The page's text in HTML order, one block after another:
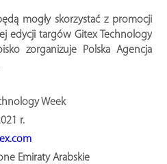
mogły skorzystać z promocji
edycji targów Gitex Technology
zorganizuje Polska Agencja
Week
r.
Emiraty Arabskie